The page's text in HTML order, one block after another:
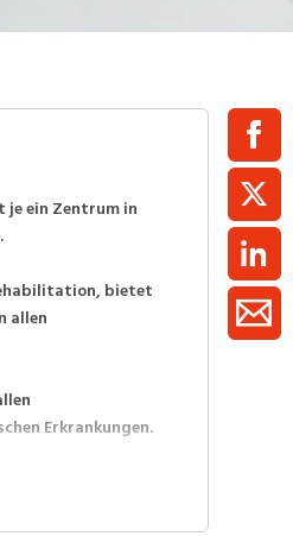
je ein Zentrum in
bietet
allen
Erkrankungen.